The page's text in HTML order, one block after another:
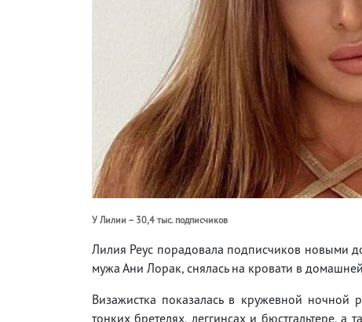
У Лилии – 30,4 тыс. подписчиков
Лилия Реус порадовала подписчиков новыми
мужа Ани Лорак, снялась на кровати в
Визажистка показалась в кружевной ночной
тонких бретелях, леггинсах и бюстгальтере, а